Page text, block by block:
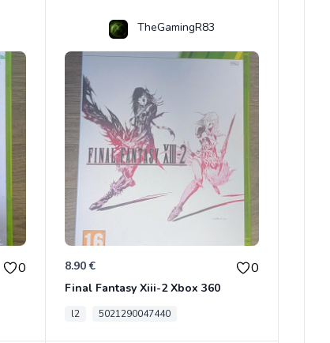
0
TheGamingR83
8.90 € 0
Final Fantasy Xiii-2 Xbox 360
l2 5021290047440